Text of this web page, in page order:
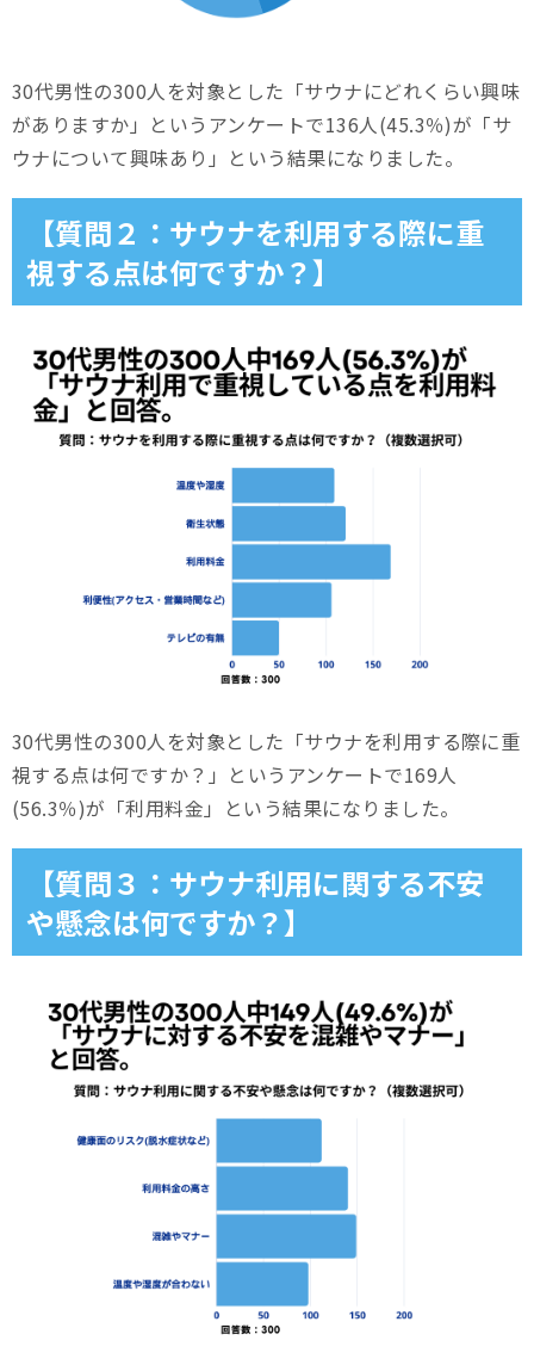
30代男性の300人を対象とした「サウナにどれくらい興味
がありますか」というアンケートで136人(45.3％)が「サ
ウナについて興味あり」という結果になりました。
【質問２：サウナを利用する際に重
視する点は何ですか？】
30代男性の300人を対象とした「サウナを利用する際に重
視する点は何ですか？」というアンケートで169人
(56.3％)が「利用料金」という結果になりました。
【質問３：サウナ利用に関する不安
や懸念は何ですか？】